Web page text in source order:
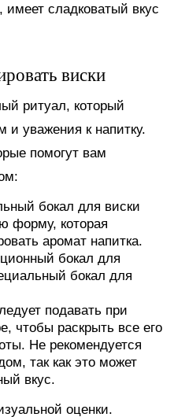
имеет сладковатый вкус
виски
ритуал, который
и уважения к напитку.
помогут вам
бокал для виски
форму, которая
аромат напитка.
бокал для
бокал для
подавать при
чтобы раскрыть все его
Не рекомендуется
так как это может
вкус.
оценки.